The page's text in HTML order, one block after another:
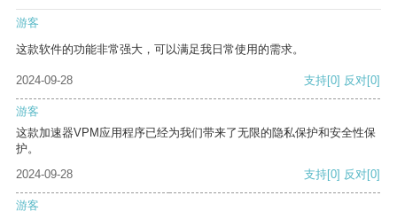
游客
这款软件的功能非常强大，可以满足我日常使用的需求。
2024-09-28 支持[0] 反对[0]
游客
这款加速器VPM应用程序已经为我们带来了无限的隐私保护和安全性保
护。
2024-09-28
支持[0] 反对[0]
游客